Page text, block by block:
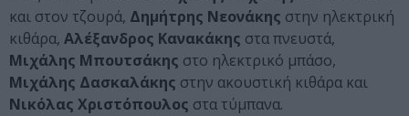
και στον τζουρά, Δημήτρης Νεονάκης στην ηλεκτρική
κιθάρα, Αλέξανδρος Κανακάκης στα πνευστά,
Μιχάλης Μπουτσάκης στο ηλεκτρικό μπάσο,
Μιχάλης Δασκαλάκης στην ακουστική κιθάρα και
Νικόλας Χριστόπουλος στα τύμπανα.